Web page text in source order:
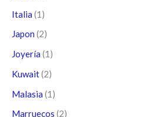
Italia (1)
Japon (2)
Joyería (1)
Kuwait(2)
Malasia (1)
Marruecos (2)